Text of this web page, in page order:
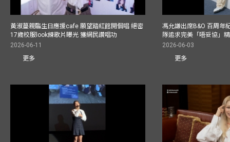
黃淑蔓親臨生日應援cafe 願望踏紅館開個唱 絕密
17歲校服look練歌片曝光 獲網民讚唱功
2026-06-11
更多
馮允謙出席B&O 百周年
隊追求完美「唔妥協」
2026-06-03
更多